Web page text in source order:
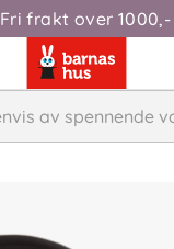
Fri frakt over 1000,-